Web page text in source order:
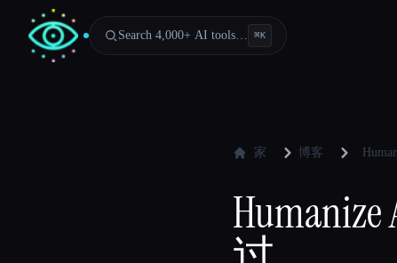
Search 4,000+ AI tools… ⌘K
家 博客